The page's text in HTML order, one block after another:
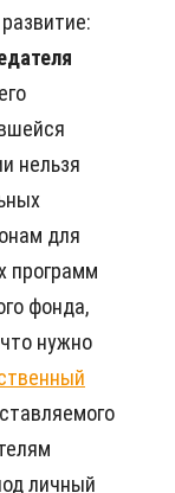
нельзя
для
программ
фонда,
нужно
личный